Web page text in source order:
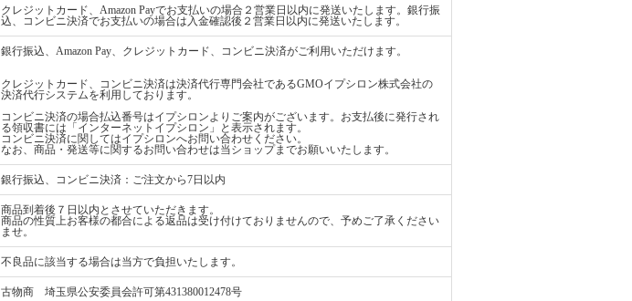
クレジットカード、Amazon Payでお支払いの場合２営業日以内に発送いたします。銀行振
込、コンビニ決済でお支払いの場合は入金確認後２営業日以内に発送いたします。
銀行振込、Amazon Pay、クレジットカード、コンビニ決済がご利用いただけます。
クレジットカード、コンビニ決済は決済代行専門会社であるGMOイプシロン株式会社の
決済代行システムを利用しております。
コンビニ決済の場合払込番号はイプシロンよりご案内がございます。お支払後に発行され
る領収書には「インターネットイプシロン」と表示されます。
コンビニ決済に関してはイプシロンへお問い合わせください。
なお、商品・発送等に関するお問い合わせは当ショップまでお願いいたします。
銀行振込、コンビニ決済：ご注文から7日以内
商品到着後７日以内とさせていただきます。
商品の性質上お客様の都合による返品は受け付けておりませんので、予めご了承ください
ませ。
不良品に該当する場合は当方で負担いたします。
古物商 埼玉県公安委員会許可第431380012478号